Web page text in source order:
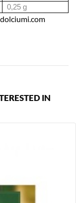
0,25 g
IN